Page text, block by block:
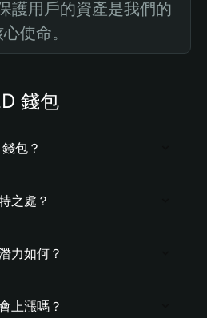
護用戶的資產是我們的
使命。
錢包
包？
之處？
力如何？
上漲嗎？